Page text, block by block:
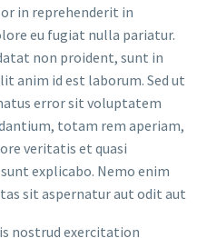
in reprehenderit in
eu fugiat nulla pariatur.
non proident, sunt in
anim id est laborum. Sed ut
error sit voluptatem
totam rem aperiam,
veritatis et quasi
explicabo. Nemo enim
sit aspernatur aut odit aut
nostrud exercitation